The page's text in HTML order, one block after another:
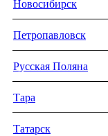
Новосибирск
Петропавловск
Русская Поляна
Тара
Татарск